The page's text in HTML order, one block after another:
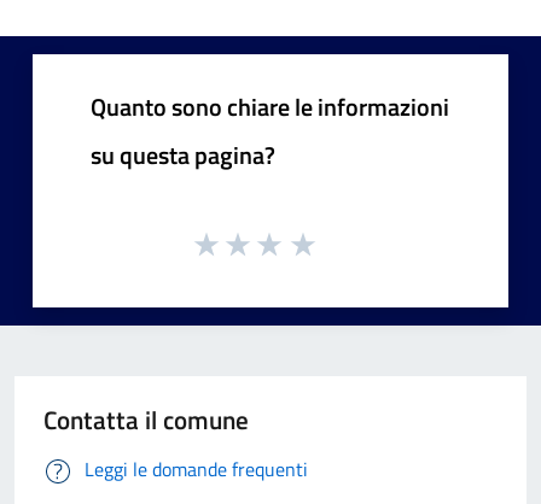
Quanto sono chiare le informazioni
su questa pagina?
Contatta il comune
Leggi le domande frequenti